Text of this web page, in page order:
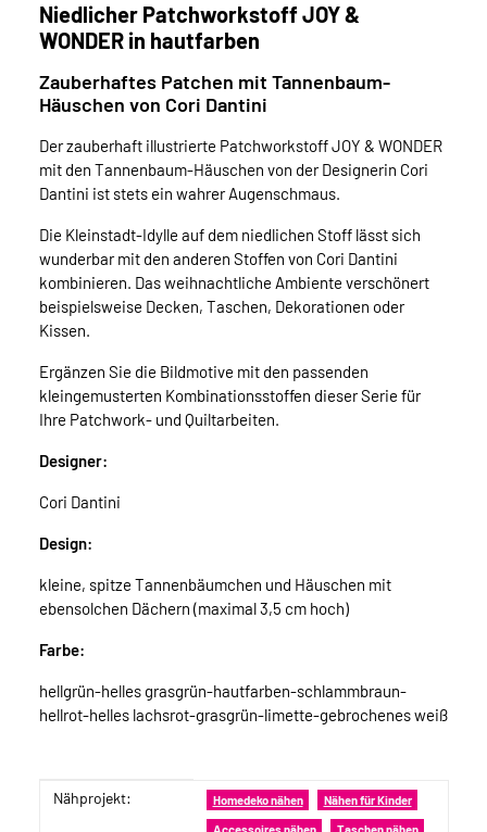
Niedlicher Patchworkstoff JOY &
WONDER in hautfarben
Zauberhaftes Patchen mit Tannenbaum-
Häuschen von Cori Dantini
Der zauberhaft illustrierte Patchworkstoff JOY & WONDER
mit den Tannenbaum-Häuschen von der Designerin Cori
Dantini ist stets ein wahrer Augenschmaus.
Die Kleinstadt-Idylle auf dem niedlichen Stoff lässt sich
wunderbar mit den anderen Stoffen von Cori Dantini
kombinieren. Das weihnachtliche Ambiente verschönert
beispielsweise Decken, Taschen, Dekorationen oder
Kissen.
Ergänzen Sie die Bildmotive mit den passenden
kleingemusterten Kombinationsstoffen dieser Serie für
Ihre Patchwork- und Quiltarbeiten.
Designer:
Cori Dantini
Design:
kleine, spitze Tannenbäumchen und Häuschen mit
ebensolchen Dächern (maximal 3,5 cm hoch)
Farbe:
hellgrün-helles grasgrün-hautfarben-schlammbraun-
hellrot-helles lachsrot-grasgrün-limette-gebrochenes weiß
Produkteigenschaft
Wert
Nähprojekt: Homedeko nähen Nähen für Kinder
Accessoires nähen Taschen nähen